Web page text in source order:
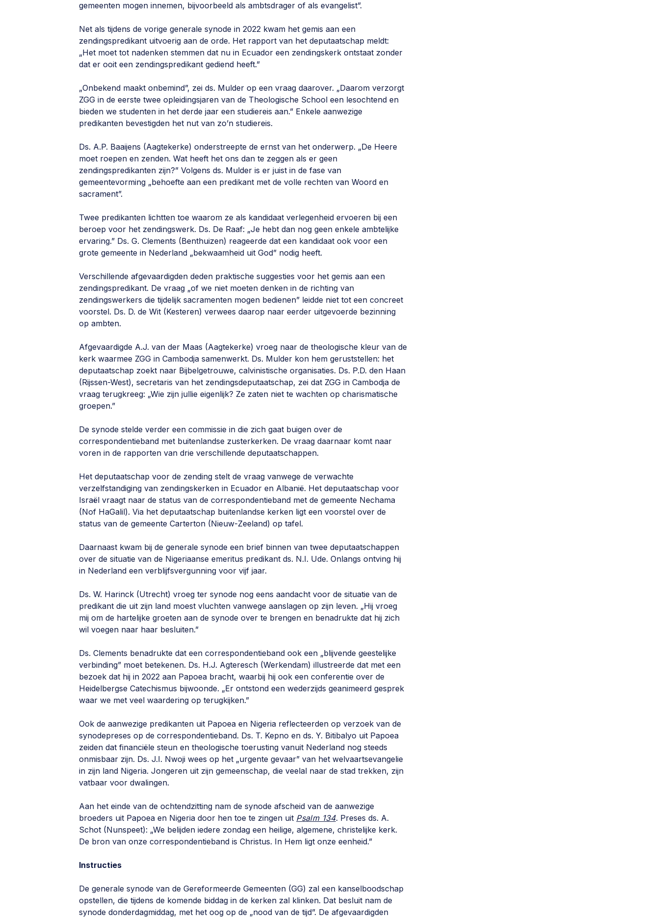
gemeenten mogen innemen, bijvoorbeeld als ambtsdrager of als evangelist”.
Net als tijdens de vorige generale synode in 2022 kwam het gemis aan een
zendingspredikant uitvoerig aan de orde. Het rapport van het deputaatschap meldt:
„Het moet tot nadenken stemmen dat nu in Ecuador een zendingskerk ontstaat zonder
dat er ooit een zendingspredikant gediend heeft.”
„Onbekend maakt onbemind”, zei ds. Mulder op een vraag daarover. „Daarom verzorgt
ZGG in de eerste twee opleidingsjaren van de Theologische School een lesochtend en
bieden we studenten in het derde jaar een studiereis aan.” Enkele aanwezige
predikanten bevestigden het nut van zo’n studiereis.
Ds. A.P. Baaijens (Aagtekerke) onderstreepte de ernst van het onderwerp. „De Heere
moet roepen en zenden. Wat heeft het ons dan te zeggen als er geen
zendingspredikanten zijn?” Volgens ds. Mulder is er juist in de fase van
gemeentevorming „behoefte aan een predikant met de volle rechten van Woord en
sacrament”.
Twee predikanten lichtten toe waarom ze als kandidaat verlegenheid ervoeren bij een
beroep voor het zendingswerk. Ds. De Raaf: „Je hebt dan nog geen enkele ambtelijke
ervaring.” Ds. G. Clements (Benthuizen) reageerde dat een kandidaat ook voor een
grote gemeente in Nederland „bekwaamheid uit God” nodig heeft.
Verschillende afgevaardigden deden praktische suggesties voor het gemis aan een
zendingspredikant. De vraag „of we niet moeten denken in de richting van
zendingswerkers die tijdelijk sacramenten mogen bedienen” leidde niet tot een concreet
voorstel. Ds. D. de Wit (Kesteren) verwees daarop naar eerder uitgevoerde bezinning
op ambten.
Afgevaardigde A.J. van der Maas (Aagtekerke) vroeg naar de theologische kleur van de
kerk waarmee ZGG in Cambodja samenwerkt. Ds. Mulder kon hem geruststellen: het
deputaatschap zoekt naar Bijbelgetrouwe, calvinistische organisaties. Ds. P.D. den Haan
(Rijssen-West), secretaris van het zendingsdeputaatschap, zei dat ZGG in Cambodja de
vraag terugkreeg: „Wie zijn jullie eigenlijk? Ze zaten niet te wachten op charismatische
groepen.”
De synode stelde verder een commissie in die zich gaat buigen over de
correspondentieband met buitenlandse zusterkerken. De vraag daarnaar komt naar
voren in de rapporten van drie verschillende deputaatschappen.
Het deputaatschap voor de zending stelt de vraag vanwege de verwachte
verzelfstandiging van zendingskerken in Ecuador en Albanië. Het deputaatschap voor
Israël vraagt naar de status van de correspondentieband met de gemeente Nechama
(Nof HaGalil). Via het deputaatschap buitenlandse kerken ligt een voorstel over de
status van de gemeente Carterton (Nieuw-Zeeland) op tafel.
Daarnaast kwam bij de generale synode een brief binnen van twee deputaatschappen
over de situatie van de Nigeriaanse emeritus predikant ds. N.I. Ude. Onlangs ontving hij
in Nederland een verblijfsvergunning voor vijf jaar.
Ds. W. Harinck (Utrecht) vroeg ter synode nog eens aandacht voor de situatie van de
predikant die uit zijn land moest vluchten vanwege aanslagen op zijn leven. „Hij vroeg
mij om de hartelijke groeten aan de synode over te brengen en benadrukte dat hij zich
wil voegen naar haar besluiten.”
Ds. Clements benadrukte dat een correspondentieband ook een „blijvende geestelijke
verbinding” moet betekenen. Ds. H.J. Agteresch (Werkendam) illustreerde dat met een
bezoek dat hij in 2022 aan Papoea bracht, waarbij hij ook een conferentie over de
Heidelbergse Catechismus bijwoonde. „Er ontstond een wederzijds geanimeerd gesprek
waar we met veel waardering op terugkijken.”
Ook de aanwezige predikanten uit Papoea en Nigeria reflecteerden op verzoek van de
synodepreses op de correspondentieband. Ds. T. Kepno en ds. Y. Bitibalyo uit Papoea
zeiden dat financiële steun en theologische toerusting vanuit Nederland nog steeds
onmisbaar zijn. Ds. J.I. Nwoji wees op het „urgente gevaar” van het welvaartsevangelie
in zijn land Nigeria. Jongeren uit zijn gemeenschap, die veelal naar de stad trekken, zijn
vatbaar voor dwalingen.
Aan het einde van de ochtendzitting nam de synode afscheid van de aanwezige
broeders uit Papoea en Nigeria door hen toe te zingen uit Psalm 134. Preses ds. A.
Schot (Nunspeet): „We belijden iedere zondag een heilige, algemene, christelijke kerk.
De bron van onze correspondentieband is Christus. In Hem ligt onze eenheid.”
Instructies
De generale synode van de Gereformeerde Gemeenten (GG) zal een kanselboodschap
opstellen, die tijdens de komende biddag in de kerken zal klinken. Dat besluit nam de
synode donderdagmiddag, met het oog op de „nood van de tijd”. De afgevaardigden